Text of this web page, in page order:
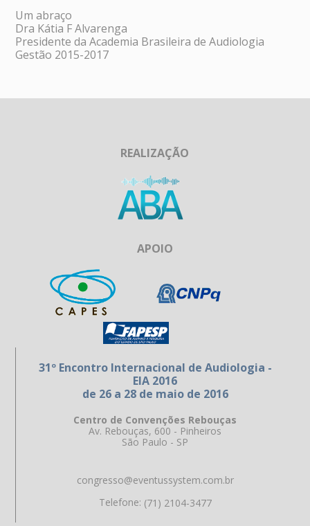
Um abraço
Dra Kátia F Alvarenga
Presidente da Academia Brasileira de Audiologia
Gestão 2015-2017
REALIZAÇÃO
APOIO
31º Encontro Internacional de Audiologia -
EIA 2016
de 26 a 28 de maio de 2016
Centro de Convenções Rebouças
Av. Rebouças, 600 - Pinheiros
São Paulo - SP
congresso@eventussystem.com.br
Telefone: (71) 2104-3477